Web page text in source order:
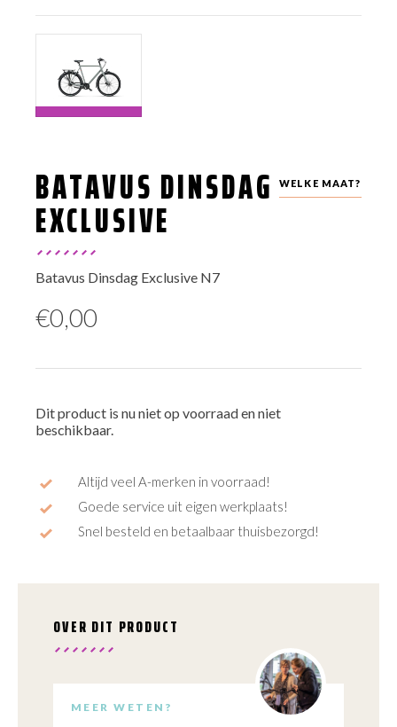
WELKE MAAT?
BATAVUS DINSDAG
EXCLUSIVE
Batavus Dinsdag Exclusive N7
€0,00
Dit product is nu niet op voorraad en niet
beschikbaar.
Altijd veel A-merken in voorraad!
Goede service uit eigen werkplaats!
Snel besteld en betaalbaar thuisbezorgd!
OVER DIT PRODUCT
MEER WETEN?